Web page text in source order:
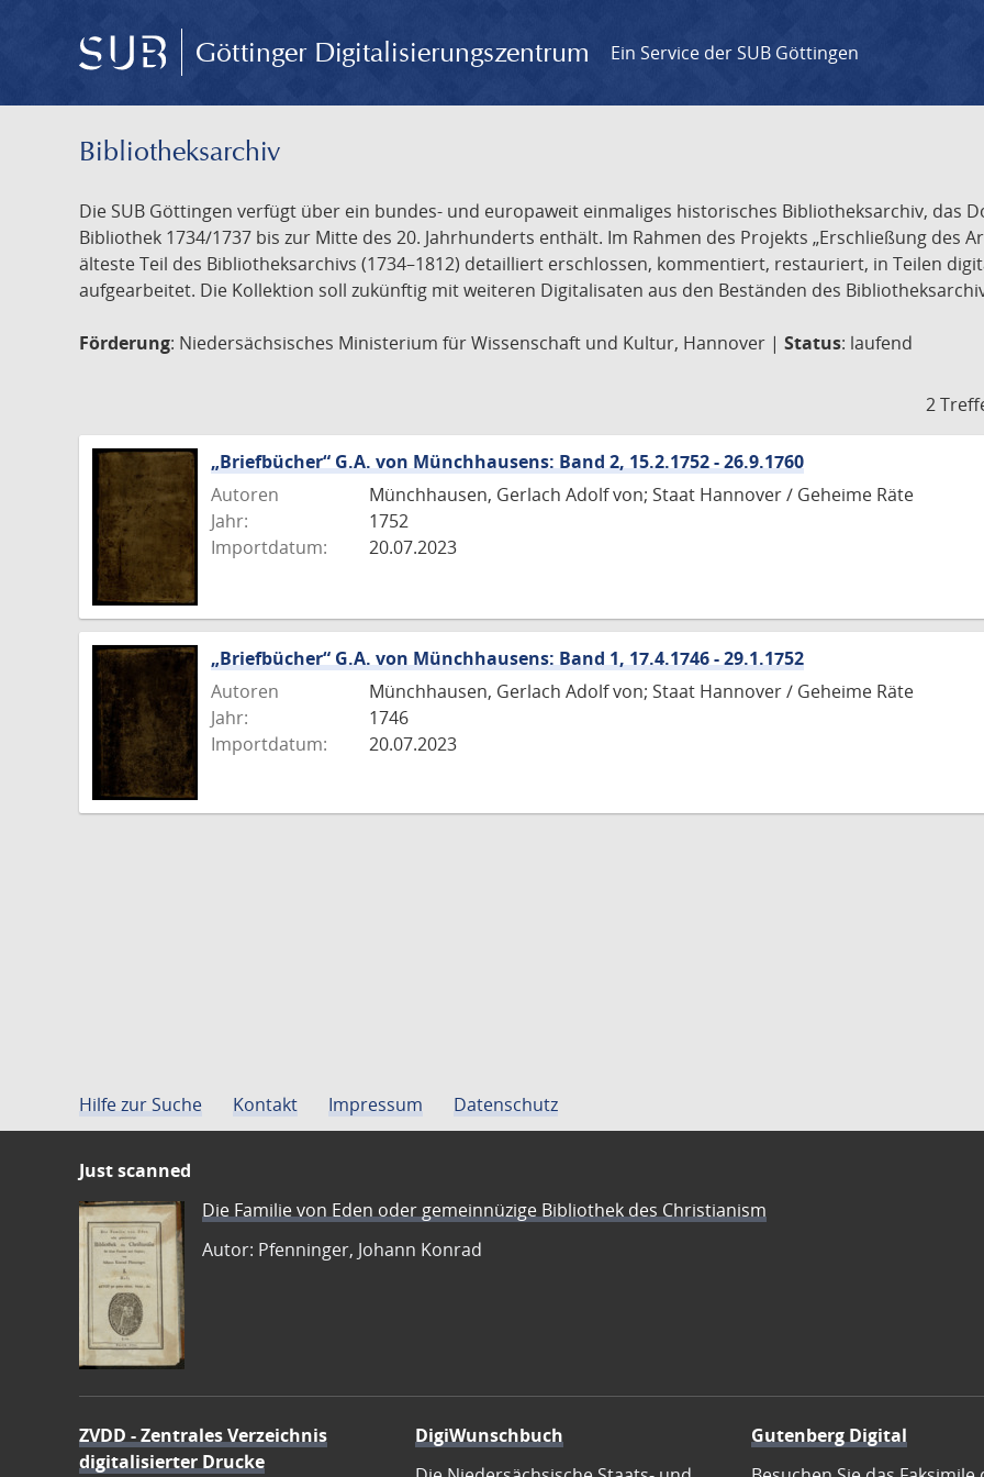
Göttinger Digitalisierungszentrum Ein Service der SUB Göttingen
Bibliotheksarchiv
Die SUB Göttingen verfügt über ein bundes- und europaweit einmaliges historisches Bibliotheksarchiv, das
Bibliothek 1734/1737 bis zur Mitte des 20. Jahrhunderts enthält. Im Rahmen des Projekts „Erschließung des
älteste Teil des Bibliotheksarchivs (1734–1812) detailliert erschlossen, kommentiert, restauriert, in Teilen
aufgearbeitet. Die Kollektion soll zukünftig mit weiteren Digitalisaten aus den Beständen des
Förderung: Niedersächsisches Ministerium für Wissenschaft und Kultur, Hannover | Status: laufend
2
„Briefbücher“ G.A. von Münchhausens: Band 2, 15.2.1752 - 26.9.1760
Autoren
Münchhausen, Gerlach Adolf von; Staat Hannover / Geheime Räte
Jahr:
1752
Importdatum:
20.07.2023
„Briefbücher“ G.A. von Münchhausens: Band 1, 17.4.1746 - 29.1.1752
Autoren
Münchhausen, Gerlach Adolf von; Staat Hannover / Geheime Räte
Jahr:
1746
Importdatum:
20.07.2023
Hilfe zur Suche Kontakt Impressum Datenschutz
Just scanned
Die Familie von Eden oder gemeinnüzige Bibliothek des Christianism
Autor: Pfenninger, Johann Konrad
ZVDD - Zentrales Verzeichnis
digitalisierter Drucke
DigiWunschbuch
Gutenberg Digital